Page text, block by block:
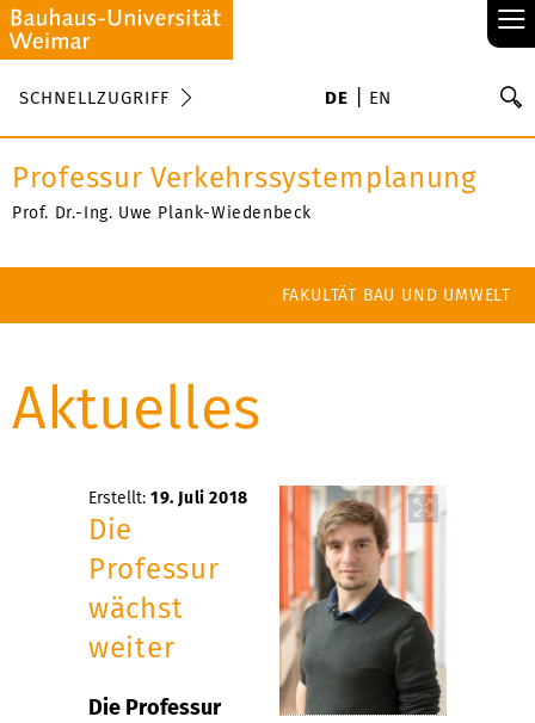
≡
SCHNELLZUGRIFF DE EN
Professur Verkehrssystemplanung
Prof. Dr.-Ing. Uwe Plank-Wiedenbeck
FAKULTÄT BAU UND UMWELT
Aktuelles
Erstellt: 19. Juli 2018
Die
Professur
wächst
weiter
Die Professur